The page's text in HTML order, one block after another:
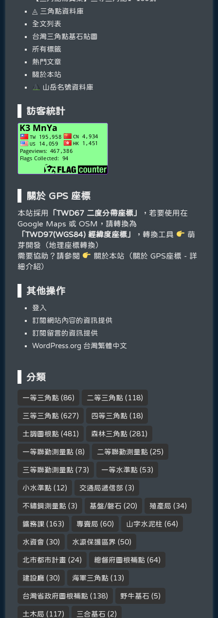
◬ 三角點資料庫
全文列表
台灣三角點基石貼圖
所有標籤
熱門文章
關於本站
山岳名號資料庫
訪客統計
關於 GPS 座標
本站採用 「TWD67 二度分帶座標」
，若要使用在
Google Maps 或 OSM，請轉換為
「TWD97(WGS84) 經緯度座標」
，轉換工具
萌
芽開發（地理座標轉換）
需要協助？請參閱
關於本站（關於 GPS座標 - 詳
細介紹）
其他操作
登入
訂閱網站內容的資訊提供
訂閱留言的資訊提供
WordPress.org 台灣繁體中文
分類
一等三角點 (86) 二等三角點 (118)
三等三角點 (627) 四等三角點 (18)
土調圖根點 (481) 森林三角點 (281)
一等聯勤測量點 (8) 二等聯勤測量點 (25)
三等聯勤測量點 (73) 一等水準點 (53)
小水準點 (12) 交通局遞信部 (3)
不鏽鋼測量點 (3) 基盤/磐石 (20) 殖產局 (34)
鑛務課 (163) 專賣局 (60) 山字水泥柱 (64)
水資會 (30) 水源保護區界 (50)
北市都市計畫 (24) 總督府圖根補點 (64)
建設廳 (30) 海軍三角點 (13)
台灣省政府圖根補點 (138) 野牛基石 (5)
土木局 (117) 三合基石 (2)